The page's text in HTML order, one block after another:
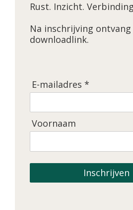
Rust. Inzicht.
Na inschrijving
downloadlink.
E-mailadres *
Voornaam
Inschrijven